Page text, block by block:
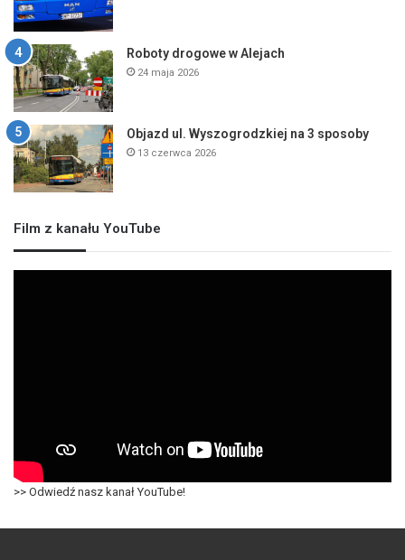
Roboty drogowe w Alejach
24 maja 2026
Objazd ul. Wyszogrodzkiej na 3 sposoby
13 czerwca 2026
Film z kanału YouTube
>> Odwiedź nasz kanał YouTube!